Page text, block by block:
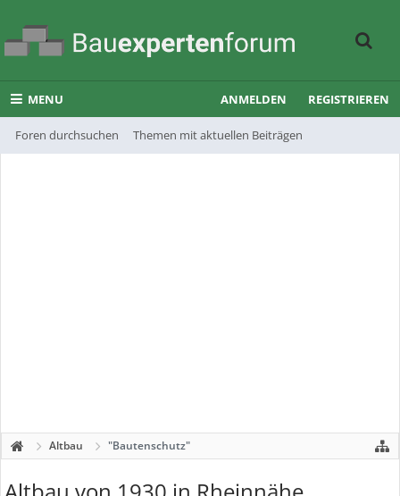
MENU
Foren durchsuchen Themen mit aktuellen Beiträgen
ANMELDEN REGISTRIEREN
Altbau "Bautenschutz"